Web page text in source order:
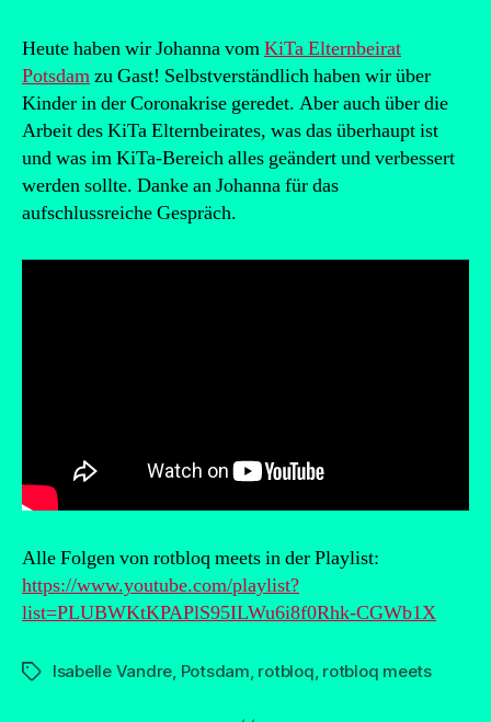
Heute haben wir Johanna vomKiTa Elternbeirat
Potsdamzu Gast! Selbstverständlich haben wir über
Kinder in der Coronakrise geredet. Aber auch über die
Arbeit des KiTa Elternbeirates, was das überhaupt ist
und was im KiTa-Bereich alles geändert und verbessert
werden sollte. Danke an Johanna für das
aufschlussreiche Gespräch.
Alle Folgen von rotbloq meets in der Playlist:
https://www.youtube.com/playlist?
list=PLUBWKtKPAPlS95ILWu6i8f0Rhk-CGWb1X
Schlagwörter
Isabelle Vandre Potsdam rotbloq rotbloq meets